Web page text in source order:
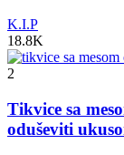
K.I.P
18.8K
2
Tikvice sa
oduševiti